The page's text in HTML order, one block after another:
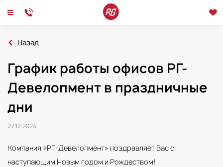
2024
График работы офисов РГ-Девелопмент в праздничные дни
Новости Интервью Мероприятия
Назад
График работы офисов РГ-
Девелопмент в праздничные
дни
27.12.2024
Компания «РГ-Девелопмент» поздравляет Вас с
наступающим Новым годом и Рождеством!